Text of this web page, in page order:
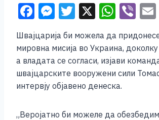
F
c
e
b
o
o
M
e
ss
e
n
g
er
T
tt
er
X W
at
s
A
p
p
Vi
er
Швајцарија би можела да
мировна мисија во Украина,
а владата се согласи, изјави
швајцарските вооружени сили
интервју објавено денеска.
„Веројатно би можеле да